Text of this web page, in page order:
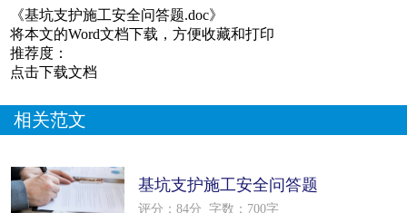
《基坑支护施工安全问答题.doc》
将本文的Word文档下载，方便收藏和打印
推荐度：
点击下载文档
相关范文
基坑支护施工安全问答题
评分：84分 字数：700字